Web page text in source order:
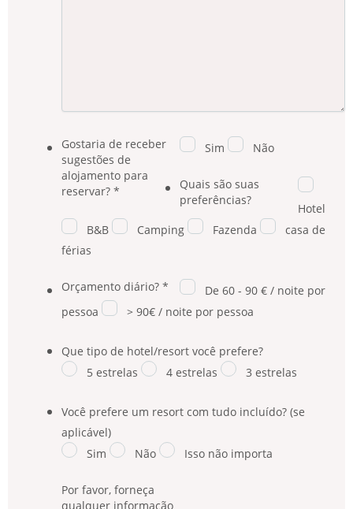
Gostaria de receber
sugestões de
alojamento para
reservar? *
Sim Não
Quais são suas
preferências?
Hotel
B&B
Camping Fazenda
casa de
férias
Orçamento diário? *
De 60 - 90 € / noite por
pessoa
> 90€ / noite por pessoa
Que tipo de hotel/resort você prefere?
5 estrelas
4 estrelas 3 estrelas
Você prefere um resort com tudo incluído? (se
aplicável)
Sim
Não Isso não importa
Por favor, forneça
qualquer informação